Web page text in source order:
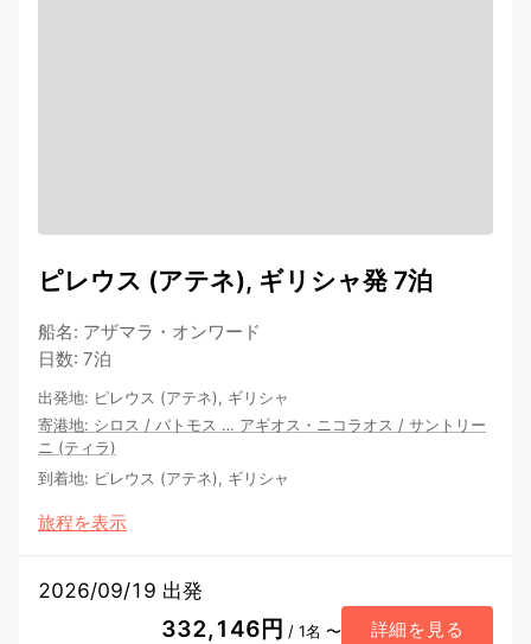
ピレウス (アテネ), ギリシャ発 7泊
船名: アザマラ・オンワード
日数: 7泊
出発地: ピレウス (アテネ), ギリシャ
寄港地: シロス / パトモス … アギオス・ニコラオス / サントリー
ニ (ティラ)
到着地: ピレウス (アテネ), ギリシャ
旅程を表示
2026/09/19 出発
332,146円 / 1名 〜 詳細を見る